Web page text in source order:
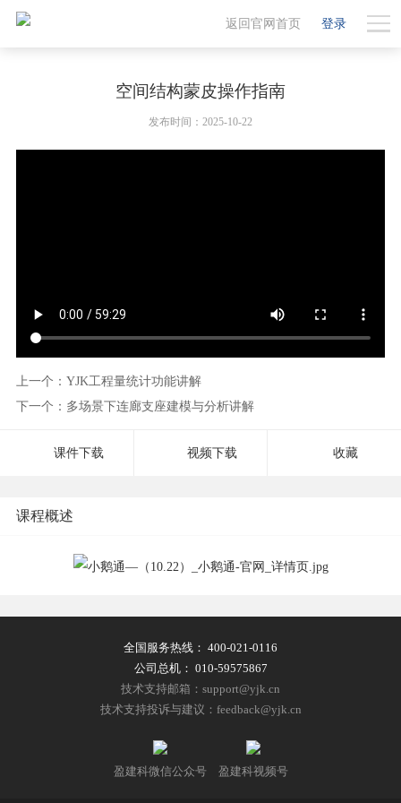
登录
返回官网首页
空间结构蒙皮操作指南
发布时间：2025-10-22
上一个：YJK工程量统计功能讲解
下一个：多场景下连廊支座建模与分析讲解
课件下载 视频下载 收藏
课程概述
全国服务热线： 400-021-0116
公司总机： 010-59575867
技术支持邮箱：support@yjk.cn
技术支持投诉与建议：feedback@yjk.cn
盈建科微信公众号 盈建科视频号